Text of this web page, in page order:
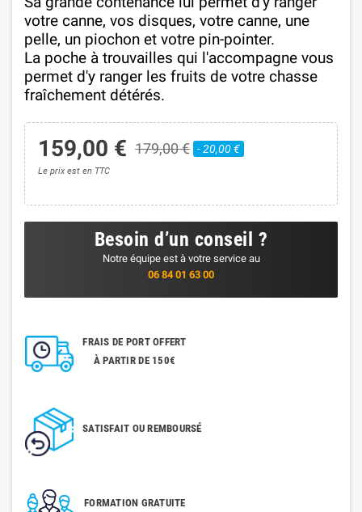
votre canne, vos disques, votre canne, une
pelle, un piochon et votre pin-pointer.
La poche à trouvailles qui l'accompagne vous
permet d'y ranger les fruits de votre chasse
fraîchement détérés.
159,00 € 179,00 € - 20,00 €
Le prix est en TTC
Besoin d’un conseil ?
Notre équipe est à votre service au
06 84 01 63 00
FRAIS DE PORT OFFERT
À PARTIR DE 150€
SATISFAIT OU REMBOURSÉ
FORMATION GRATUITE